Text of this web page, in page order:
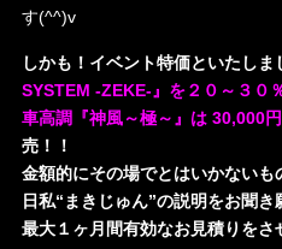
す(^^)v
しかも！イベント特価といたしま
SYSTEM -ZEKE-』を２０～３０
車高調『神風～極～』は 30,000
売！！
金額的にその場でとはいかない
日私“まきじゅん”の説明をお聞
最大１ヶ月間有効なお見積りを